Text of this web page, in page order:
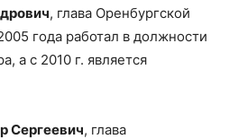
, глава Оренбургской
года работал в должности
а с 2010 г. является
Сергеевич, глава